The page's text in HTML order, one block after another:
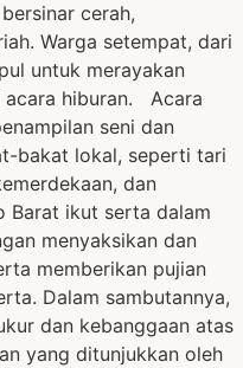
cerah,
Warga setempat, dari
untuk merayakan
acara hiburan. Acara
seni dan
bakat lokal, seperti tari
dan
Barat ikut serta dalam
menyaksikan dan
memberikan pujian
Dalam sambutannya,
dan kebanggaan atas
yang ditunjukkan oleh